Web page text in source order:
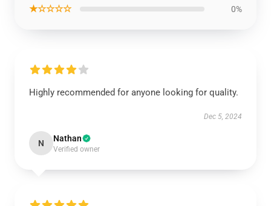
★☆☆☆☆ 0%
Highly recommended for anyone looking for quality.
Dec 5, 2024
N Nathan
Verified owner